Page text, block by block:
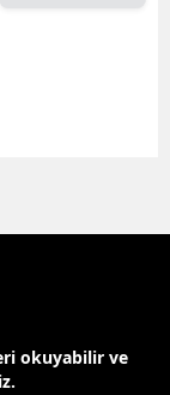
okuyabilir ve